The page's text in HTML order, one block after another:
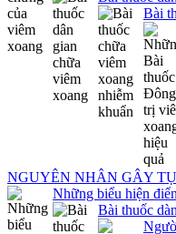
Bài
NGUYÊN NHÂN GÂY
Những biểu hiện
Bài thuốc